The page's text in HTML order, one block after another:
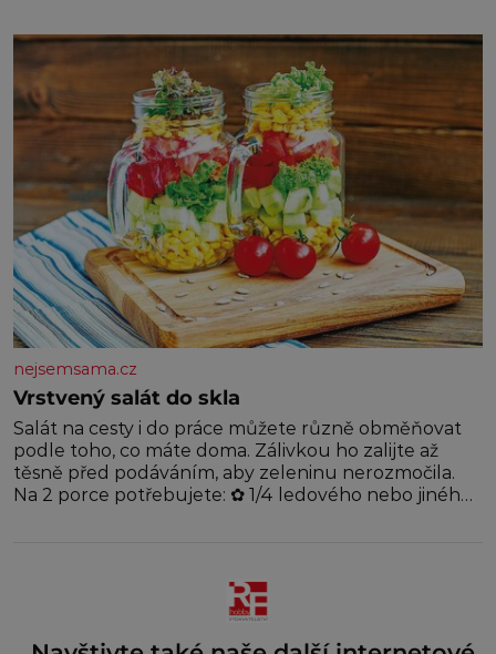
už tisíce let. Většina lidí vnímá rákos jen jako
obyčejnou kulisu letního koupání. Stačí se však
podívat
nejsemsama.cz
Vrstvený salát do skla
Salát na cesty i do práce můžete různě obměňovat
podle toho, co máte doma. Zálivkou ho zalijte až
těsně před podáváním, aby zeleninu nerozmočila.
Na 2 porce potřebujete: ✿ 1/4 ledového nebo jiného